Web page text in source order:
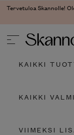
Tervetuloa Skannolle!
Type 2 or more
KAIKKI
KAIKKI
VIIMEKSI